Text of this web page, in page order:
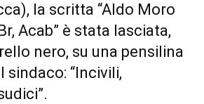
la scritta “Aldo Moro
Acab” è stata lasciata,
nero, su una pensilina
sindaco: “Incivili,